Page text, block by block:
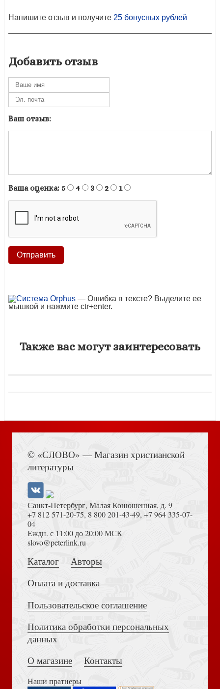
Напишите отзыв и получите 25 бонусных рублей
Добавить отзыв
Ваш отзыв:
Ваша оценка: 5 4 3 2 1
— Ошибка в тексте? Выделите ее
мышкой и нажмите ctr+enter.
Также вас могут заинтересовать
© «СЛОВО» — Магазин христианской
литературы
Санкт-Петербург, Малая Конюшенная, д. 9
+7 812 571-20-75, 8 800 201-43-49, +7 964 335-07-
04
Еждн. с 11:00 до 20:00 МСК
slovo@peterlink.ru
Каталог
Авторы
Оплата и доставка
Пользовательское соглашение
Политика обработки персональных
данных
О магазине
Контакты
Наши пратнеры